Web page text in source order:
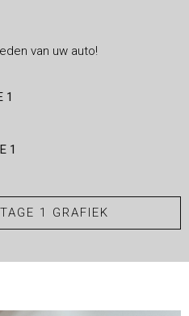
van uw auto!
1
1
1 GRAFIEK